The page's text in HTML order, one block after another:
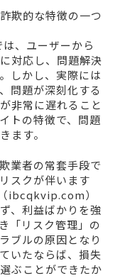
欺的な特徴の一つ
、ユーザーから
対応し、問題解決
しかし、実際には
問題が深刻化する
非常に遅れること
トの特徴で、問題
ます。
業者の常套手段で
スクが伴います
ibcqkvip.com）
、利益ばかりを強
「リスク管理」の
ブルの原因となり
いたならば、損失
ぶことができたか